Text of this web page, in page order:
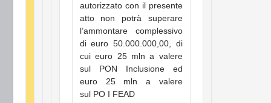
autorizzato con il presente
atto non potrà superare
l’ammontare complessivo
di euro 50.000.000,00, di
cui euro 25 mln a valere
sul PON Inclusione ed
euro 25 mln a valere
sul PO I FEAD